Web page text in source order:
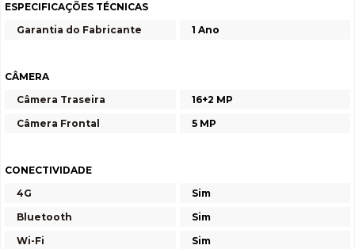
ESPECIFICAÇÕES TÉCNICAS
Garantia do Fabricante
1 Ano
CÂMERA
Câmera Traseira
16+2 MP
Câmera Frontal
5 MP
CONECTIVIDADE
4G
Sim
Bluetooth
Sim
Wi-Fi
Sim